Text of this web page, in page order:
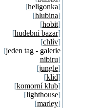
[heligonka]
[hlubina]
[hobit]
[hudební bazar]
[chlív]
[jeden tag - galerie
nibiru]
[jungle]
[klid]
[komorní klub]
[lighthouse]
[marley]